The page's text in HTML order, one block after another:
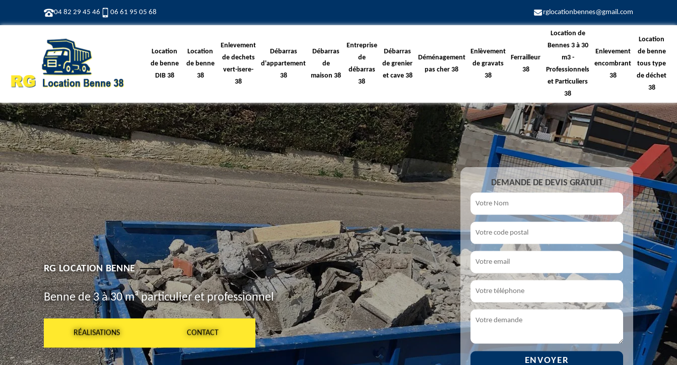
04 82 29 45 46 06 61 95 05 68 rglocationbennes@gmail.com
Location
de benne
DIB 38
Location
de benne
38
Enlevement
de dechets
vert-isere-
38
Débarras
d'appartement
38
Débarras
de
maison 38
Entreprise
de
débarras
38
Débarras
de grenier
et cave 38
Déménagement
pas cher 38
Enlèvement
de gravats
38
Ferrailleur
38
Location de
Bennes 3 à 30
m3 -
Professionnels
et Particuliers
38
Enlevement
encombrant
38
Location
de benne
tous type
de déchet
38
RG LOCATION BENNE
Benne de 3 à 30 m³ particulier et professionnel
RÉALISATIONS CONTACT
DEMANDE DE DEVIS GRATUIT